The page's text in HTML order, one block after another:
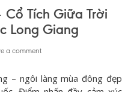
Tích Giữa Trời
Long Giang
a comment
– ngôi làng mùa đông đẹp